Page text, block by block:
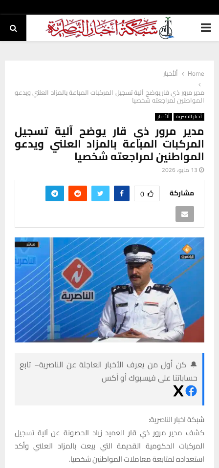
PRIMARY
Home
ألأخبار
مدير مرور ذي قار يوضح آلية تسجيل المركبات المباعة بالمزاد العلني ويدعو
المواطنين لمراجعته شخصيا
أخبار الناصرية ألأخبار
مدير مرور ذي قار يوضح آلية تسجيل
المركبات المباعة بالمزاد العلني ويدعو
المواطنين لمراجعته شخصيا
13 مايو، 2026
مشاركة 0
🔔 كن أول من يعرف الأخبار العاجلة عن الناصرية– تابع
حساباتنا على فيسبوك أو أكس
شبكة اخبار الناصرية:
كشف مدير مرور ذي قار العميد زياد الحصونة عن آلية تسجيل
المركبات الحكومية القديمة التي بيعت بالمزاد العلني وأكد
استعداده لمتابعة معاملات المواطنين شخصيا.